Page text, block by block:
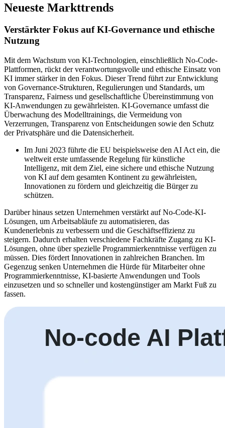
Neueste Markttrends
Verstärkter Fokus auf KI-Governance und ethische
Nutzung
Mit dem Wachstum von KI-Technologien, einschließlich No-Code-
Plattformen, rückt der verantwortungsvolle und ethische Einsatz von
KI immer stärker in den Fokus. Dieser Trend führt zur Entwicklung
von Governance-Strukturen, Regulierungen und Standards, um
Transparenz, Fairness und gesellschaftliche Übereinstimmung von
KI-Anwendungen zu gewährleisten. KI-Governance umfasst die
Überwachung des Modelltrainings, die Vermeidung von
Verzerrungen, Transparenz von Entscheidungen sowie den Schutz
der Privatsphäre und die Datensicherheit.
Im Juni 2023 führte die EU beispielsweise den AI Act ein, die
weltweit erste umfassende Regelung für künstliche
Intelligenz, mit dem Ziel, eine sichere und ethische Nutzung
von KI auf dem gesamten Kontinent zu gewährleisten,
Innovationen zu fördern und gleichzeitig die Bürger zu
schützen.
Darüber hinaus setzen Unternehmen verstärkt auf No-Code-KI-
Lösungen, um Arbeitsabläufe zu automatisieren, das
Kundenerlebnis zu verbessern und die Geschäftseffizienz zu
steigern. Dadurch erhalten verschiedene Fachkräfte Zugang zu KI-
Lösungen, ohne über spezielle Programmierkenntnisse verfügen zu
müssen. Dies fördert Innovationen in zahlreichen Branchen. Im
Gegenzug senken Unternehmen die Hürde für Mitarbeiter ohne
Programmierkenntnisse, KI-basierte Anwendungen und Tools
einzusetzen und so schneller und kostengünstiger am Markt Fuß zu
fassen.